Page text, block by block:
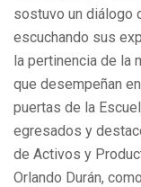
sostuvo un diálogo
escuchando sus
la pertinencia de la
que desempeñan
puertas de la
egresados y
de Activos y
Orlando Durán,